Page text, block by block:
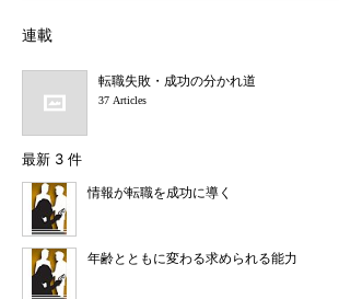
連載
転職失敗・成功の分かれ道
37 Articles
最新 3 件
情報が転職を成功に導く
年齢とともに変わる求められる能力